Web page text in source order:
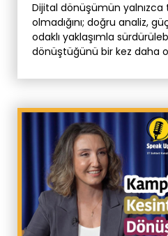
Dijital dönüşümün
olmadığını; doğru analiz,
odaklı yaklaşımla
dönüştüğünü bir kez daha